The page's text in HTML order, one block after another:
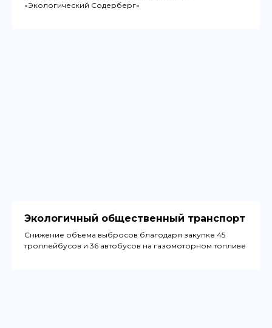
«Экологический Содерберг»
Экологичный общественный транспорт
Снижение объема выбросов благодаря закупке 45
троллейбусов и 36 автобусов на газомоторном топливе